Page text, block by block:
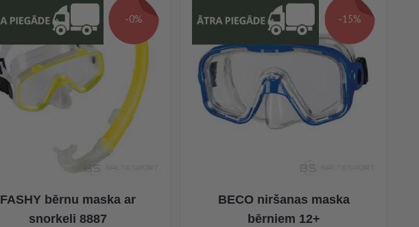
-0%
FASHY bērnu maska ar
snorkeli 8887
-15%
BECO niršanas maska
bērniem 12+